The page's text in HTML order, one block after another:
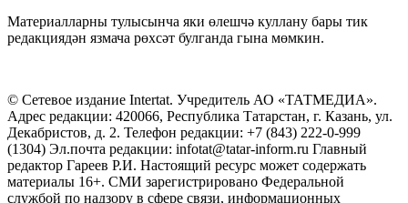
Материалларны тулысынча яки өлешчә куллану бары тик
редакциядән язмача рөхсәт булганда гына мөмкин.
© Сетевое издание Intertat. Учредитель АО «ТАТМЕДИА».
Адрес редакции: 420066, Республика Татарстан, г. Казань, ул.
Декабристов, д. 2. Телефон редакции: +7 (843) 222-0-999
(1304) Эл.почта редакции: infotat@tatar-inform.ru Главный
редактор Гареев Р.И. Настоящий ресурс может содержать
материалы 16+. СМИ зарегистрировано Федеральной
службой по надзору в сфере связи, информационных